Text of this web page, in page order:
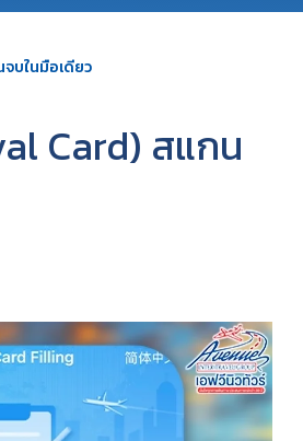
บในมือเดียว
Card) สแกน